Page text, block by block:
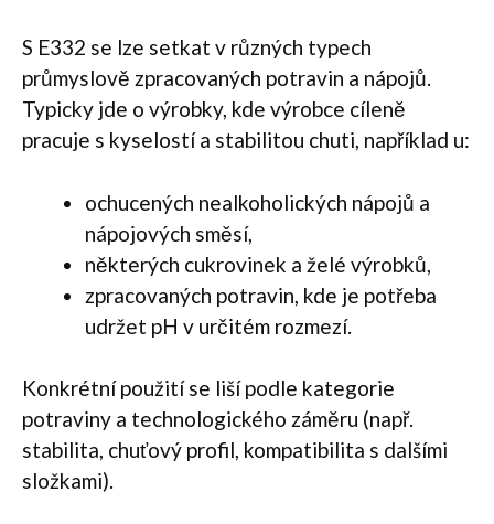
S E332 se lze setkat v různých typech
průmyslově zpracovaných potravin a nápojů.
Typicky jde o výrobky, kde výrobce cíleně
pracuje s kyselostí a stabilitou chuti, například u:
ochucených nealkoholických nápojů a
nápojových směsí,
některých cukrovinek a želé výrobků,
zpracovaných potravin, kde je potřeba
udržet pH v určitém rozmezí.
Konkrétní použití se liší podle kategorie
potraviny a technologického záměru (např.
stabilita, chuťový profil, kompatibilita s dalšími
složkami).